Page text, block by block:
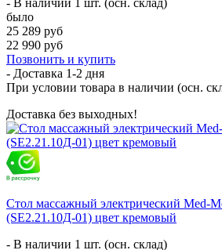
было
25 289 руб
22 990 руб
Позвонить и купить
- Доставка 1-2 дня
При условии товара в наличии (осн.
Доставка без выходных!
Стол массажный электрический
(SE2.21.10Д-01) цвет кремовый
- В наличии 1 шт. (осн. склад)